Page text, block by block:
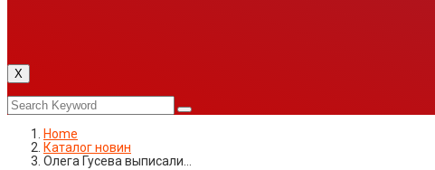
X
Home
Каталог новин
Олега Гусева выписали…